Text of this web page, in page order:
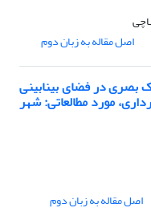
اصل مقاله به زبان دوم
بصری در فضای بینابینی
مورد مطالعاتی: شهر
اصل مقاله به زبان دوم